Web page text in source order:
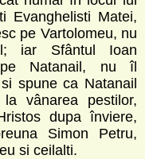
Evanghelisti Matei,
pe Vartolomeu, nu
iar Sfântul Ioan
pe Natanail, nu îl
spune ca Natanail
vânarea pestilor,
dupa înviere,
Simon Petru,
si ceilalti.